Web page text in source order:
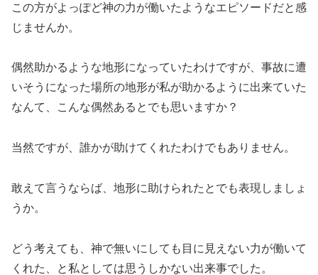
この方がよっぽど神の力が働いたようなエピソードだと感
じませんか。
偶然助かるような地形になっていたわけですが、事故に遭
いそうになった場所の地形が私が助かるように出来ていた
なんて、こんな偶然あるとでも思いますか？
当然ですが、誰かが助けてくれたわけでもありません。
敢えて言うならば、地形に助けられたとでも表現しましょ
うか。
どう考えても、神で無いにしても目に見えない力が働いて
くれた、と私としては思うしかない出来事でした。